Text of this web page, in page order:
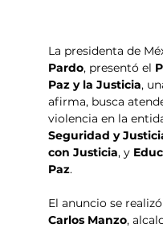
La presidenta de
Pardo, presentó el
Paz y la Justicia,
afirma, busca
violencia en la
Seguridad y
con Justicia, y
Paz.
El anuncio se
Carlos Manzo,